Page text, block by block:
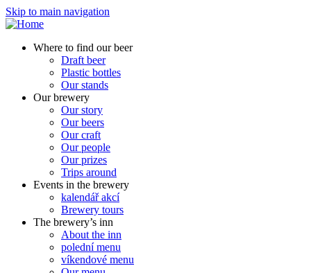
Skip to main navigation
Where to find our beer
Draft beer
Plastic bottles
Our stands
Our brewery
Our story
Our beers
Our craft
Our people
Our prizes
Trips around
Events in the brewery
kalendář akcí
Brewery tours
The brewery’s inn
About the inn
polední menu
víkendové menu